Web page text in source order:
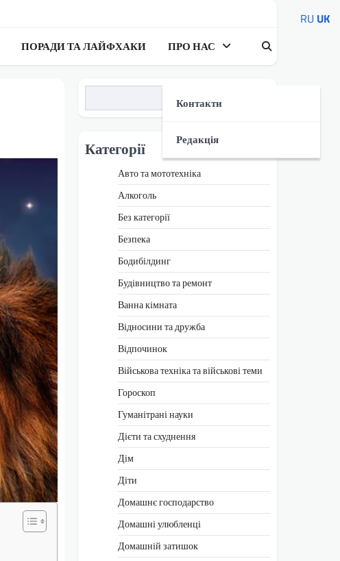
ПОРАДИ ТА ЛАЙФХАКИ ПРО НАС
Контакти
Редакція
Категорії
Авто та мототехніка
Алкоголь
Без категорії
Безпека
Бодибілдинг
Будівництво та ремонт
Ванна кімната
Відносини та дружба
Відпочинок
Військова техніка та військові теми
Гороскоп
Гуманітрані науки
Дієти та схуднення
Дім
Діти
Домашнє господарство
Домашні улюбленці
Домашній затишок
RU UK